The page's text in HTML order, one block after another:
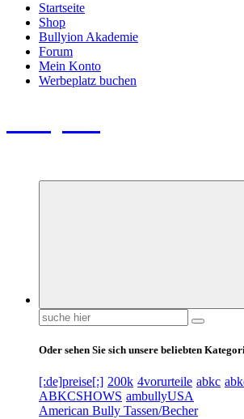
Startseite
Shop
Bullyion Akademie
Forum
Mein Konto
Werbeplatz buchen
Suchen
nach:
Oder sehen Sie sich unsere beliebten
[:de]preise[:] 200k 4vorurteile abkc
ABKCSHOWS ambullyUSA
American Bully Tassen/Becher